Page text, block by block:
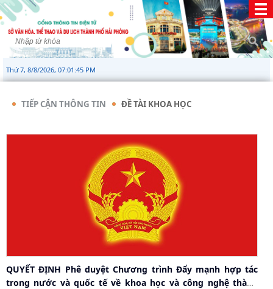
Thứ 7, 8/8/2026, 07:01:45 PM
TIẾP CẬN THÔNG TIN ĐỀ TÀI KHOA HỌC
QUYẾT ĐỊNH Phê duyệt Chương trình Đẩy mạnh hợp tác
trong nước và quốc tế về khoa học và công nghệ thành